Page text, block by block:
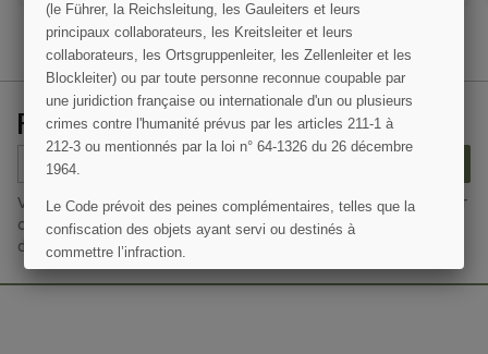
RECEVEZ NOS OFFRES SPÉCIALES
Vous pouvez vous désinscrire à tout moment. Vous trouverez pour
cela nos informations de contact dans les conditions d'utilisation
du site.
(le Führer, la Reichsleitung, les Gauleiters et leurs
principaux collaborateurs, les Kreitsleiter et leurs
collaborateurs, les Ortsgruppenleiter, les Zellenleiter et les
Blockleiter) ou par toute personne reconnue coupable par
une juridiction française ou internationale d'un ou plusieurs
crimes contre l'humanité prévus par les articles 211-1 à
212-3 ou mentionnés par la loi n° 64-1326 du 26 décembre
1964.
Le Code prévoit des peines complémentaires, telles que la
confiscation des objets ayant servi ou destinés à
commettre l’infraction.